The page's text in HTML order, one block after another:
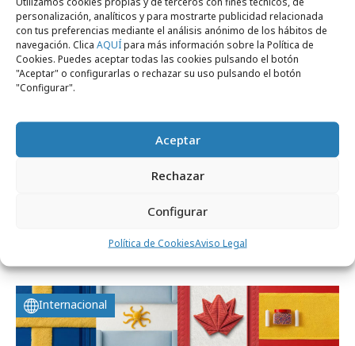
personalización, analíticos y para mostrarte publicidad relacionada
con tus preferencias mediante el análisis anónimo de los hábitos de
navegación. Clica AQUÍpara más información sobre la Política de
Cookies. Puedes aceptar todas las cookies pulsando el botón
"Aceptar" o configurarlas o rechazar su uso pulsando el botón
"Configurar".
Aceptar
Rechazar
Configurar
Política de CookiesAviso Legal
Empresas y Negocios
sus tiendas en España
Internacional